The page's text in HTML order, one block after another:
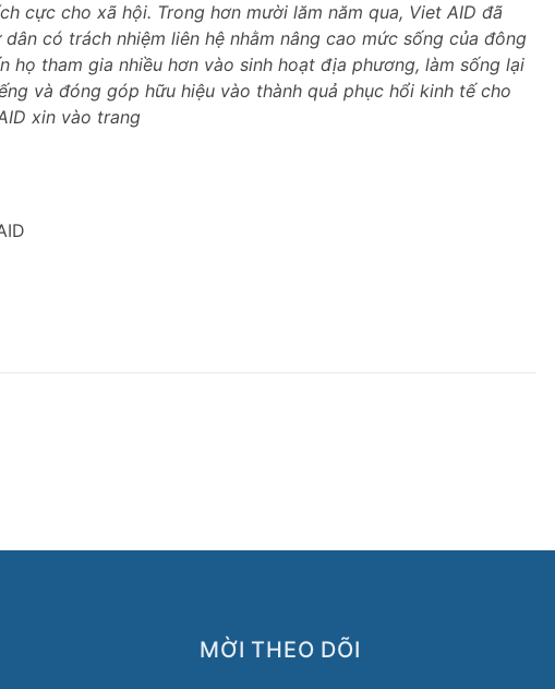
cực cho xã hội. Trong hơn mười lăm năm qua, Viet AID đã
có trách nhiệm liên hệ nhằm nâng cao mức sống của đông
họ tham gia nhiều hơn vào sinh hoạt địa phương, làm sống lại
và đóng góp hữu hiệu vào thành quả phục hổi kinh tế cho
xin vào trang
MỜI THEO DÕI